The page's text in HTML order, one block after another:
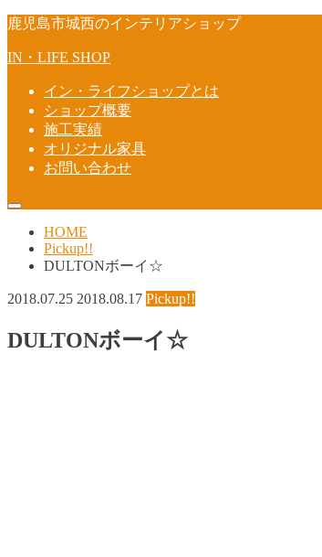
鹿児島市城西のインテリアショップ
IN・LIFE SHOP
イン・ライフショップとは
ショップ概要
施工実績
オリジナル家具
お問い合わせ
HOME
Pickup!!
DULTONボーイ☆
2018.07.25 2018.08.17 Pickup!!
DULTONボーイ☆